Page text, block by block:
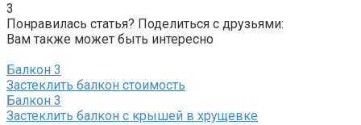
3
Понравилась статья? Поделиться с друзьями:
Вам также может быть интересно
Балкон 3
Застеклить балкон стоимость
Балкон 3
Застеклить балкон с крышей в хрущевке